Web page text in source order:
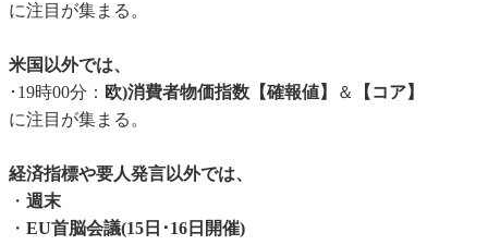
に注目が集まる。
米国以外では、
･19時00分： 欧)消費者物価指数【確報値】 ＆
【コア】
に注目が集まる。
経済指標や要人発言以外では、
・ 週末
・ EU首脳会議(15日･16日開催)